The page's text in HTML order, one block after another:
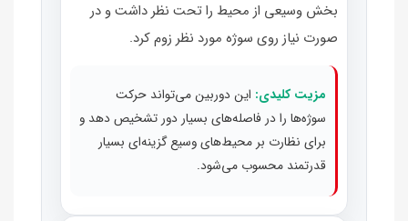
بخش وسیعی از محیط را تحت نظر داشت و در
صورت نیاز روی سوژه مورد نظر زوم کرد.
مزیت کلیدی: این دوربین می‌تواند حرکت
سوژه‌ها را در فاصله‌های بسیار دور تشخیص دهد و
برای نظارت بر محیط‌های وسیع گزینه‌ای بسیار
قدرتمند محسوب می‌شود.